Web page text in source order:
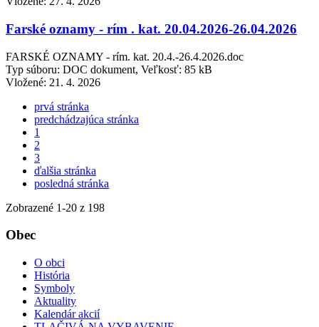
Farské oznamy - rím . kat. 20.04.2026-26.04.2026
FARSKÉ OZNAMY - rím. kat. 20.4.-26.4.2026.doc
Typ súboru: DOC dokument, Veľkosť: 85 kB
Vložené: 21. 4. 2026
prvá stránka
predchádzajúca stránka
1
2
3
ďalšia stránka
posledná stránka
Zobrazené 1-20 z 198
Obec
O obci
História
Symboly
Aktuality
Kalendár akcií